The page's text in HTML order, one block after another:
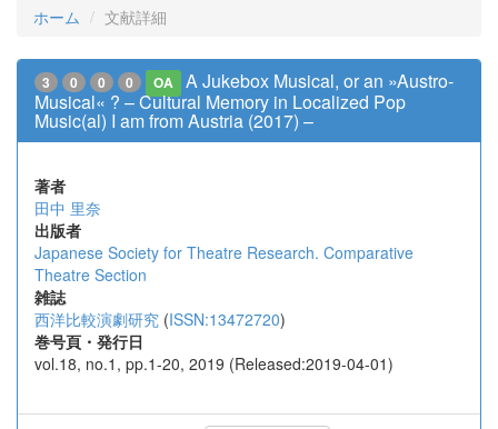
ホーム 文献詳細
3 0 0 0 OA
A Jukebox Musical, or an »Austro-
Musical« ? – Cultural Memory in Localized Pop
Music(al) I am from Austria (2017) –
著者
田中 里奈
出版者
Japanese Society for Theatre Research. Comparative
Theatre Section
雑誌
西洋比較演劇研究 (ISSN:13472720)
巻号頁・発行日
vol.18, no.1, pp.1-20, 2019 (Released:2019-04-01)